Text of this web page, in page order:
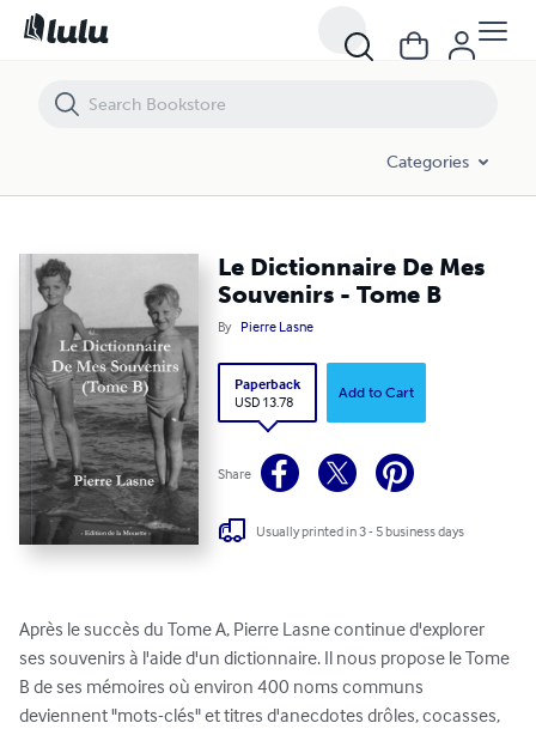
Categories
Le Dictionnaire De Mes
Souvenirs - Tome B
By Pierre Lasne
Paperback
USD 13.78
Add to Cart
Share
Usually printed in 3 - 5 business days
Après le succès du Tome A, Pierre Lasne continue d'explorer
ses souvenirs à l'aide d'un dictionnaire. Il nous propose le Tome
B de ses mémoires où environ 400 noms communs
deviennent "mots-clés" et titres d'anecdotes drôles, cocasses,
Le Dictionnaire De Mes Souvenirs - Tome B